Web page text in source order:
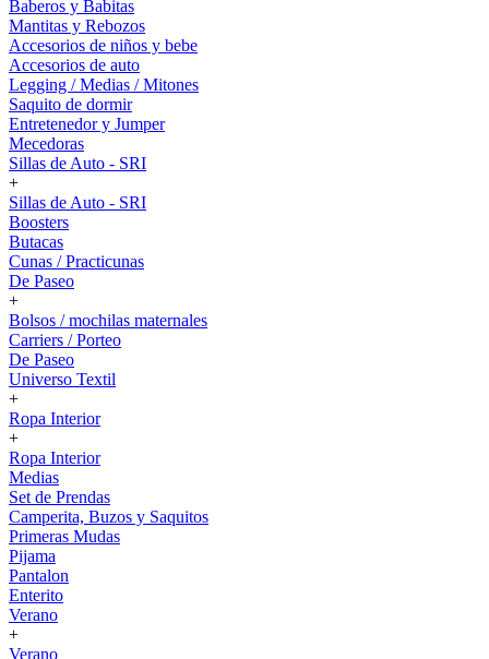
Baberos y Babitas
Mantitas y Rebozos
Accesorios de niños y bebe
Accesorios de auto
Legging / Medias / Mitones
Saquito de dormir
Entretenedor y Jumper
Mecedoras
Sillas de Auto - SRI
+
Sillas de Auto - SRI
Boosters
Butacas
Cunas / Practicunas
De Paseo
+
Bolsos / mochilas maternales
Carriers / Porteo
De Paseo
Universo Textil
+
Ropa Interior
+
Ropa Interior
Medias
Set de Prendas
Camperita, Buzos y Saquitos
Primeras Mudas
Pijama
Pantalon
Enterito
Verano
+
Verano